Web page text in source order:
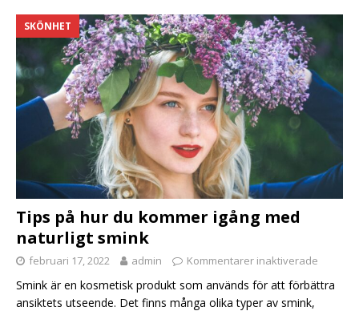
SKÖNHET
Tips på hur du kommer igång med
naturligt smink
februari 17, 2022 admin Kommentarer inaktiverade
Smink är en kosmetisk produkt som används för att förbättra
ansiktets utseende. Det finns många olika typer av smink,